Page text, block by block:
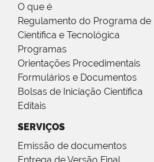
O que é
Regulamento do Programa de
Científica e Tecnológica
Programas
Orientações Procedimentais
Formulários e Documentos
Bolsas de Iniciação Científica
Editais
SERVIÇOS
Emissão de documentos